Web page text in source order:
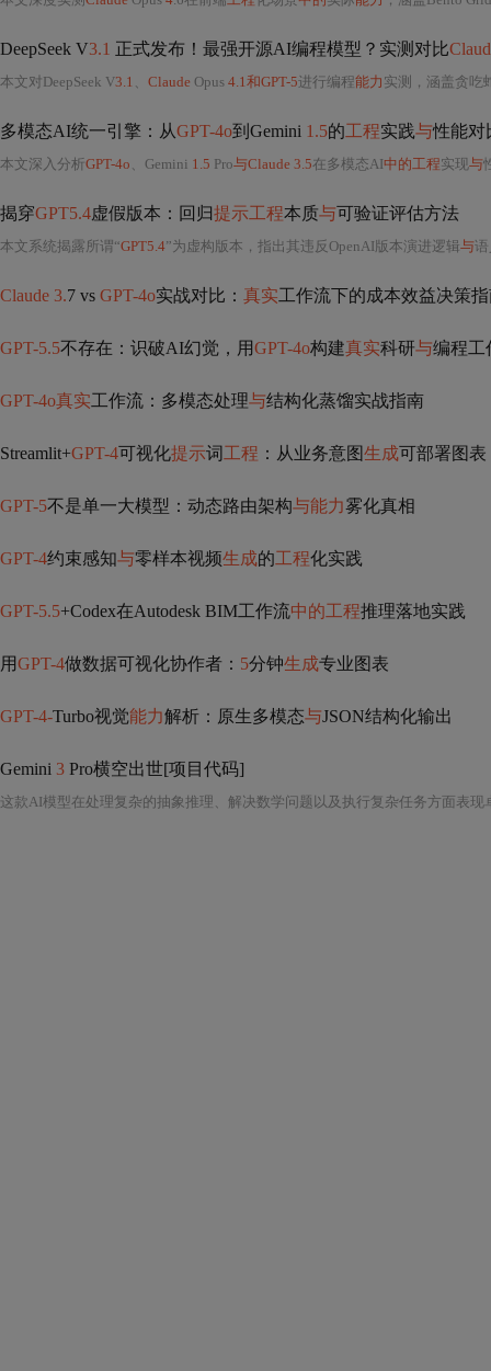
DeepSeek V3.1 正式发布！最强开源AI编程模型？实测对比
本文对DeepSeek V3.1 、 Claude Opus 4.1和GPT-5进行编程能力 实测，涵盖贪吃蛇、
多模态AI统一引擎：从GPT-4o到Gemini 1.5的工程实践与性能对
本文深入分析GPT-4o 、Gemini 1.5 Pro与Claude 3.5在多模态AI中的工程实现与性
揭穿GPT5.4虚假版本：回归提示工程本质与可验证评估方法
本文系统揭露所谓“GPT5.4”为虚构版本，指出其违反OpenAI版本演进逻辑与语
Claude 3.7 vs GPT-4o实战对比： 真实工作流下的成本效益决策
GPT-5.5不存在：识破AI幻觉，用GPT-4o构建真实科研与编程工
GPT-4o真实工作流：多模态处理与结构化蒸馏实战指南
Streamlit+GPT-4可视化提示词 工程 ：从业务意图生成可部署图表
GPT-5不是单一大模型：动态路由架构与能力雾化真相
GPT-4约束感知与零样本视频生成的工程化实践
GPT-5.5+Codex在Autodesk BIM工作流中的工程推理落地实践
用GPT-4做数据可视化协作者： 5分钟生成专业图表
GPT-4-Turbo视觉能力解析：原生多模态与JSON结构化输出
Gemini 3 Pro横空出世[项目代码]
这款AI模型在处理复杂的抽象推理、解决数学问题以及执行复杂任务方面表